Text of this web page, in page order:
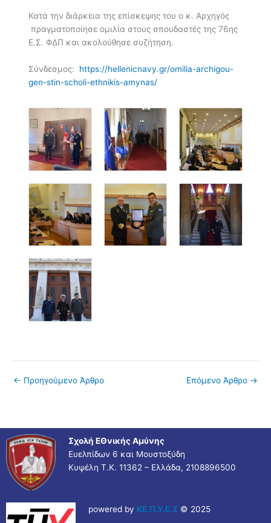
Κατά την διάρκεια της επίσκεψης του ο κ. Αρχηγός
πραγματοποίησε ομιλία στους σπουδαστές της 76ης
Ε.Σ. ΦΔΠ και ακολούθησε συζήτηση.
Σύνδεσμος: https://hellenicnavy.gr/omilia-archigou-
gen-stin-scholi-ethnikis-amynas/
← Προηγούμενο Άρθρο Επόμενο Άρθρο →
Σχολή ΕΘνικής Αμύνης
Ευελπίδων 6 και Μουστοξύδη
Κυψέλη Τ.Κ. 11362 – Ελλάδα, 2108896500
powered by ΚΕ.Π.Υ.Ε.Σ © 2025